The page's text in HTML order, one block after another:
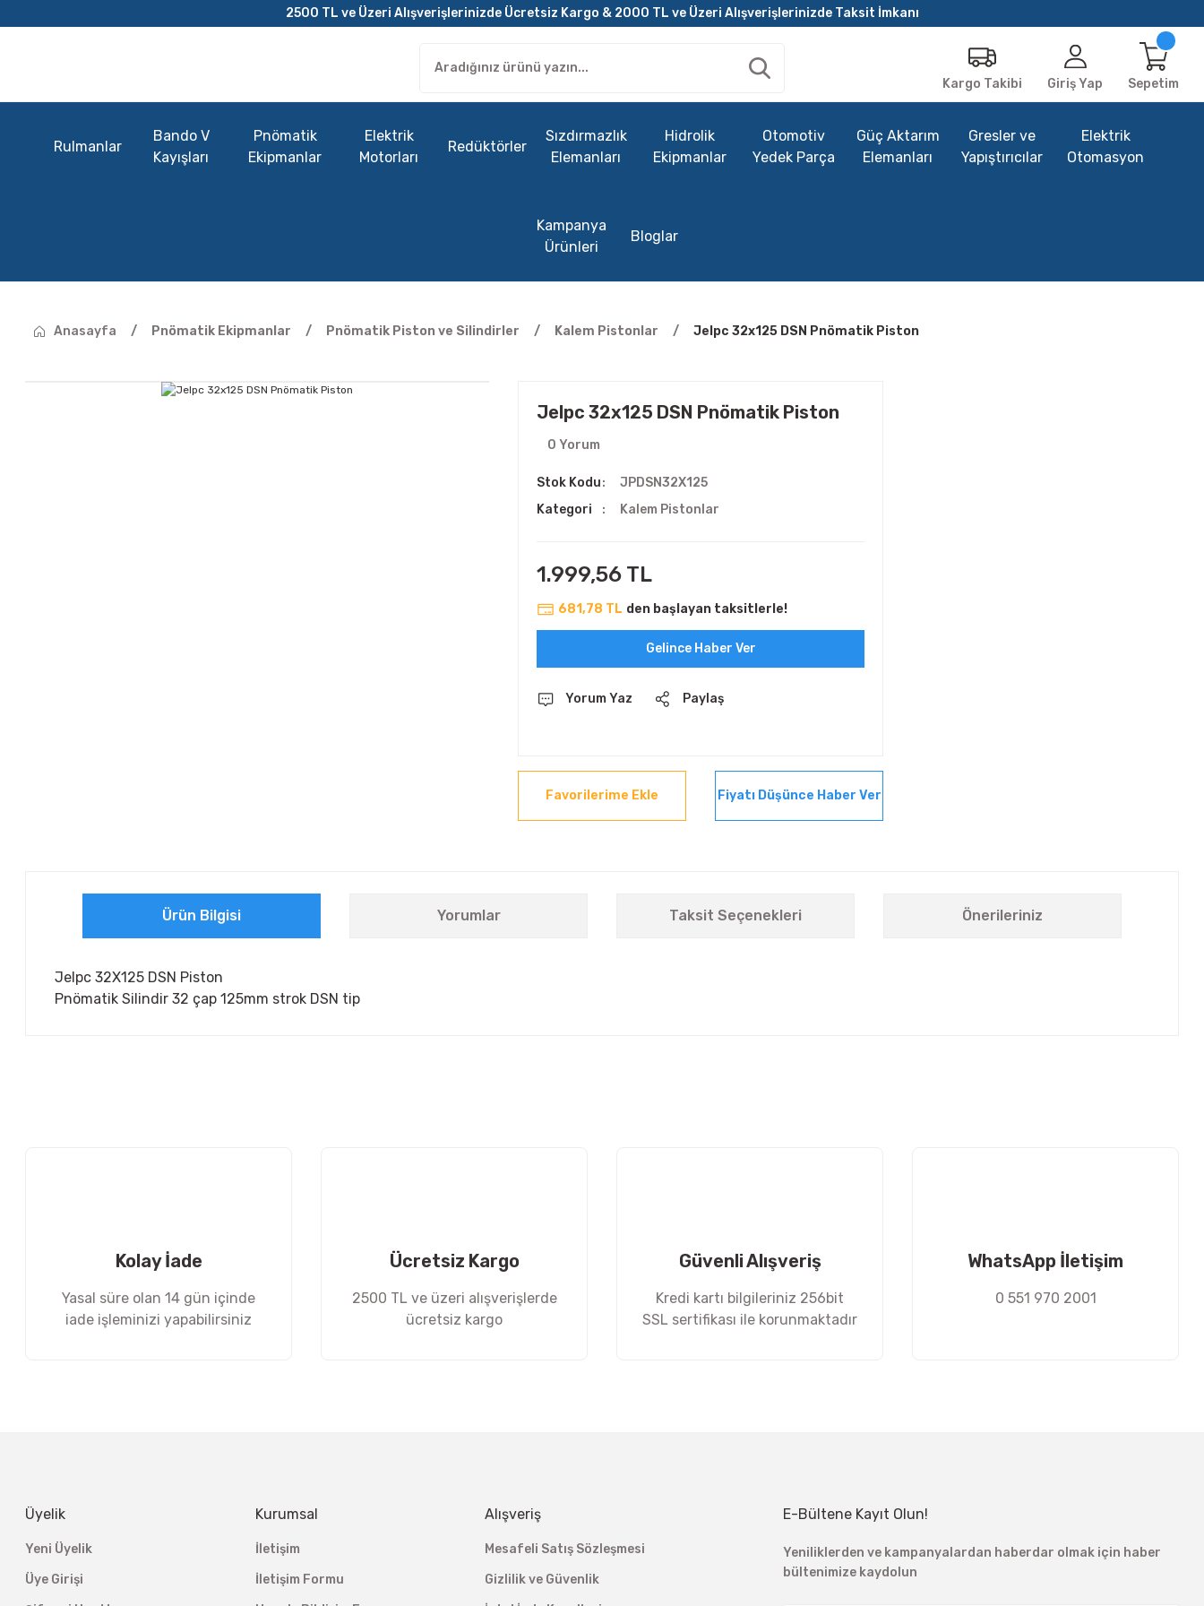
2500 TL ve Üzeri Alışverişlerinizde Ücretsiz Kargo & 2000 TL ve Üzeri Alışverişlerinizde Taksit İmkanı
Kargo Takibi Giriş Yap Sepetim
Rulmanlar
Bando V
Kayışları
Pnömatik
Ekipmanlar
Elektrik
Motorları
Redüktörler
Sızdırmazlık
Elemanları
Hidrolik
Ekipmanlar
Otomotiv
Yedek Parça
Güç Aktarım
Elemanları
Gresler ve
Yapıştırıcılar
Elektrik
Otomasyon
Kampanya
Ürünleri
Bloglar
Anasayfa Pnömatik Ekipmanlar Pnömatik Piston ve Silindirler Kalem Pistonlar Jelpc 32x125 DSN Pnömatik Piston
Jelpc 32x125 DSN Pnömatik Piston
0 Yorum
Stok Kodu
JPDSN32X125
Kategori
Kalem Pistonlar
1.999,56 TL
681,78 TL den başlayan taksitlerle!
Gelince Haber Ver
Yorum Yaz Paylaş
Fiyatı Düşünce Haber Ver
Ürün Bilgisi Yorumlar Taksit Seçenekleri Önerileriniz
Jelpc 32X125 DSN Piston
Pnömatik Silindir 32 çap 125mm strok DSN tip
Kolay İade
Yasal süre olan 14 gün içinde
iade işleminizi yapabilirsiniz
Ücretsiz Kargo
2500 TL ve üzeri alışverişlerde
ücretsiz kargo
Güvenli Alışveriş
Kredi kartı bilgileriniz 256bit
SSL sertifikası ile korunmaktadır
WhatsApp İletişim
0 551 970 2001
Üyelik
Yeni Üyelik
Üye Girişi
Kurumsal
İletişim
İletişim Formu
Alışveriş
Mesafeli Satış Sözleşmesi
Gizlilik ve Güvenlik
E-Bültene Kayıt Olun!
Yeniliklerden ve kampanyalardan haberdar olmak için haber
bültenimize kaydolun